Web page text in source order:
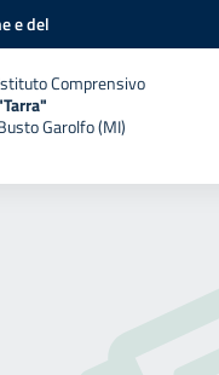
e del
Comprensivo
Garolfo (MI)